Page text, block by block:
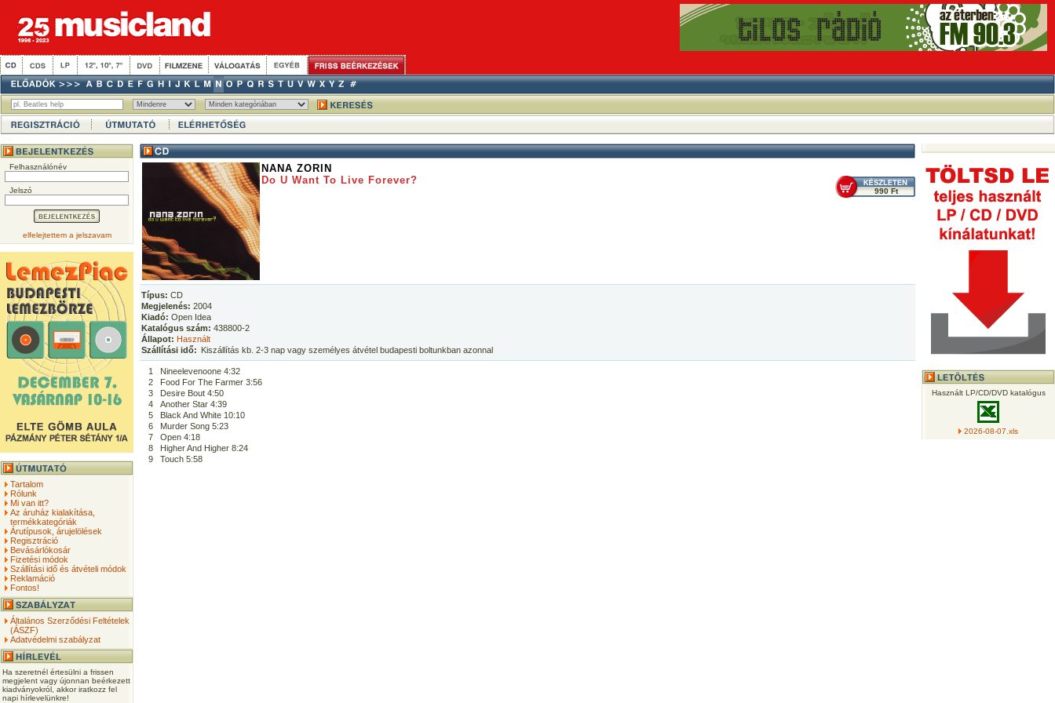
Felhasználónév
Jelszó
elfelejtettem a jelszavam
Tartalom
Rólunk
Mi van itt?
Az áruház kialakítása,
termékkategóriák
Árutípusok, árujelölések
Regisztráció
Bevásárlókosár
Fizetési módok
Szállítási idő és átvételi módok
Reklamáció
Fontos!
Általános Szerződési Feltételek
(ÁSZF)
Adatvédelmi szabályzat
Ha szeretnél értesülni a frissen
megjelent vagy újonnan beérkezett
kiadványokról, akkor iratkozz fel
napi hírlevelünkre!
NANA ZORIN
Do U Want To Live Forever?
990 Ft
Típus: CD
Megjelenés: 2004
Kiadó: Open Idea
Katalógus szám: 438800-2
Állapot: Használt
Szállítási idő: Kiszállítás kb. 2-3 nap vagy személyes átvétel budapesti boltunkban azonnal
1
Nineelevenoone 4:32
2
Food For The Farmer 3:56
3
Desire Bout 4:50
4
Another Star 4:39
5
Black And White 10:10
6
Murder Song 5:23
7
Open 4:18
8
Higher And Higher 8:24
9
Touch 5:58
Használt LP/CD/DVD katalógus
2026-08-07.xls